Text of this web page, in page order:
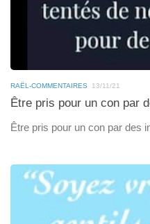
RAËL-COMMENTAIRES 13/11/21
Être pris pour un con par
Être pris pour un con par des